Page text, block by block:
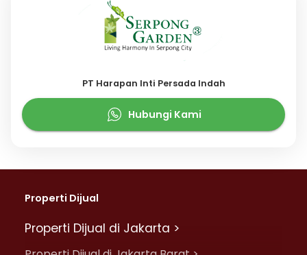
PT Harapan Inti Persada Indah
Hubungi Kami
Properti Dijual
Properti Dijual di Jakarta >